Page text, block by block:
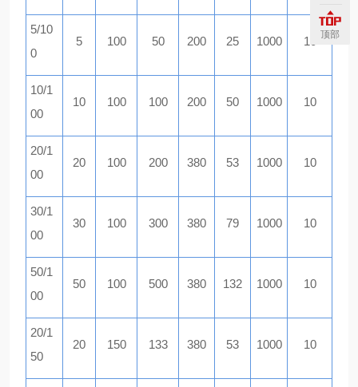
5/10
0
5 100 50 200 25 1000 10
10/1
00
10 100 100 200 50 1000 10
20/1
00
20 100 200 380 53 1000 10
30/1
00
30 100 300 380 79 1000 10
50/1
00
50 100 500 380 132 1000 10
20/1
50
20 150 133 380 53 1000 10
顶部